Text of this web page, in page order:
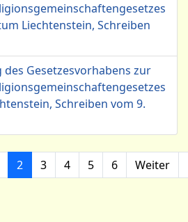
Liechtenstein, Schreiben
Gesetzesvorhabens zur
Schreiben vom 9.
2 3 4 5 6 Weiter